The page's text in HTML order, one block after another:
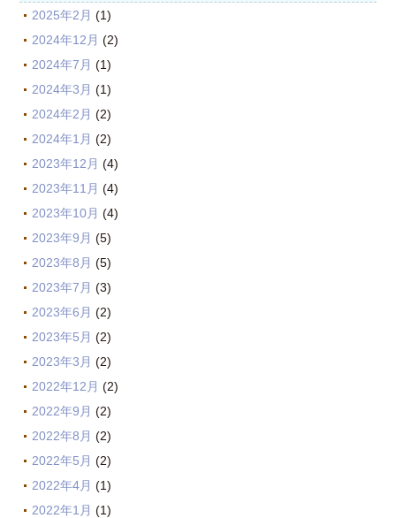
2025年2月 (1)
2024年12月 (2)
2024年7月 (1)
2024年3月 (1)
2024年2月 (2)
2024年1月 (2)
2023年12月 (4)
2023年11月 (4)
2023年10月 (4)
2023年9月 (5)
2023年8月 (5)
2023年7月 (3)
2023年6月 (2)
2023年5月 (2)
2023年3月 (2)
2022年12月 (2)
2022年9月 (2)
2022年8月 (2)
2022年5月 (2)
2022年4月 (1)
2022年1月 (1)